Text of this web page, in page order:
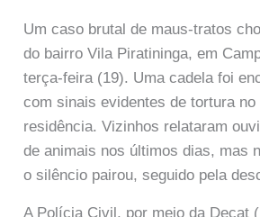
Um caso brutal de maus-tratos
do bairro Vila Piratininga, em
terça-feira (19). Uma cadela foi
com sinais evidentes de tortura no
residência. Vizinhos relataram
de animais nos últimos dias, mas
o silêncio pairou, seguido pela
A Polícia Civil, por meio da Decat